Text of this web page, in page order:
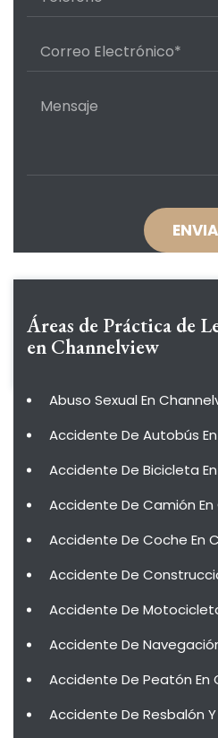
Áreas de Práctica de
en Channelview
Abuso Sexual En
Accidente De Autobús
Accidente De Bicicleta
Accidente De Camión
Accidente De Coche En
Accidente De
Accidente De
Accidente De
Accidente De Peatón En
Accidente De Resbalón